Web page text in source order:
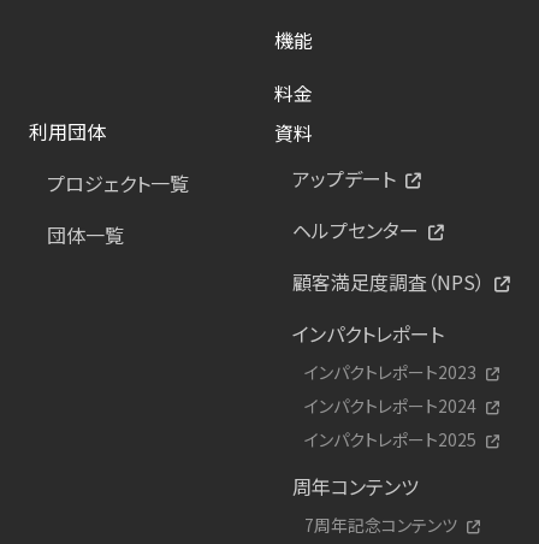
機能
料金
利用団体
プロジェクト一覧
団体一覧
資料
アップデート
ヘルプセンター
顧客満足度調査（NPS）
インパクトレポート
インパクトレポート2023
インパクトレポート2024
インパクトレポート2025
周年コンテンツ
7周年記念コンテンツ